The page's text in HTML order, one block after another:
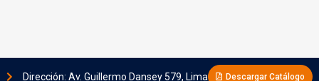
Dirección: Av. Guillermo Dansey 579, Lima Descargar Catálogo